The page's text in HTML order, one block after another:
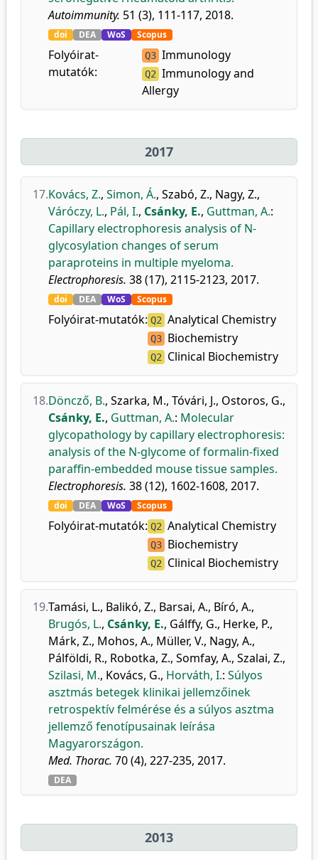
Autoimmunity. 51 (3), 111-117, 2018.
doi DEA WoS Scopus
Folyóirat-
mutatók:
Q3 Immunology
Q2 Immunology and
Allergy
2017
17.Kovács, Z., Simon, Á., Szabó, Z., Nagy, Z.,
Váróczy, L., Pál, I., Csánky, E., Guttman, A.:
Capillary electrophoresis analysis of N-
glycosylation changes of serum
paraproteins in multiple myeloma.
Electrophoresis. 38 (17), 2115-2123, 2017.
doi DEA WoS Scopus
Folyóirat-mutatók: Q2 Analytical Chemistry
Q3 Biochemistry
Q2 Clinical Biochemistry
18.Döncző, B., Szarka, M., Tóvári, J., Ostoros, G.,
Csánky, E., Guttman, A.: Molecular
glycopathology by capillary electrophoresis:
analysis of the N-glycome of formalin-fixed
paraffin-embedded mouse tissue samples.
Electrophoresis. 38 (12), 1602-1608, 2017.
doi DEA WoS Scopus
Folyóirat-mutatók: Q2 Analytical Chemistry
Q3 Biochemistry
Q2 Clinical Biochemistry
19.Tamási, L., Balikó, Z., Barsai, A., Bíró, A.,
Brugós, L., Csánky, E., Gálffy, G., Herke, P.,
Márk, Z., Mohos, A., Müller, V., Nagy, A.,
Pálföldi, R., Robotka, Z., Somfay, A., Szalai, Z.,
Szilasi, M., Kovács, G., Horváth, I.: Súlyos
asztmás betegek klinikai jellemzőinek
retrospektív felmérése és a súlyos asztma
jellemző fenotípusainak leírása
Magyarországon.
Med. Thorac. 70 (4), 227-235, 2017.
DEA
2013